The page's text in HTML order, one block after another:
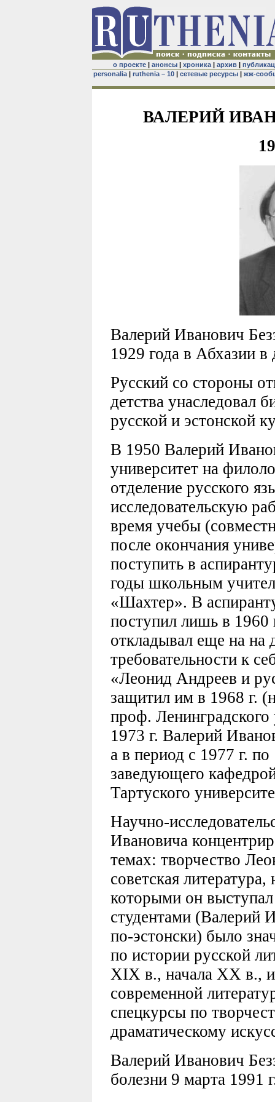
о проекте| анонсы| хроника| архив|
personalia| ruthenia – 10| сетевые ресурсы| жж-
ВАЛЕРИЙ
Валерий Иванович
1929 года в Абхазии в
Русский со стороны
детства унаследовал
русской и эстонской
В 1950 Валерий
университет на
отделение русского
исследовательскую
время учебы
после окончания
поступить в
годы школьным
«Шахтер». В
поступил лишь в 1960
откладывал еще на на
требовательности к
«Леонид Андреев и
защитил им в 1968 г.
проф.
1973 г. Валерий
а в период с 1977 г.
заведующего
Тартуского
Научно-
Ивановича
темах: творчество
советская
которыми он
студентами (Валерий
по-эстонски) было
по истории русской
XIX в., начала XX в.,
современной
спецкурсы по
драматическому
Валерий Иванович
болезни 9 марта 1991